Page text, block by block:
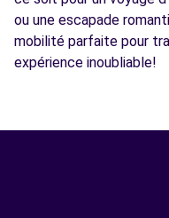
ou une escapade
mobilité parfaite pour
expérience inoubliable!